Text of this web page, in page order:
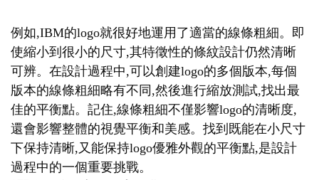
例如,IBM的logo就很好地運用了適當的線條粗細。即
使縮小到很小的尺寸,其特徵性的條紋設計仍然清晰
可辨。在設計過程中,可以創建logo的多個版本,每個
版本的線條粗細略有不同,然後進行縮放測試,找出最
佳的平衡點。記住,線條粗細不僅影響logo的清晰度,
還會影響整體的視覺平衡和美感。找到既能在小尺寸
下保持清晰,又能保持logo優雅外觀的平衡點,是設計
過程中的一個重要挑戰。